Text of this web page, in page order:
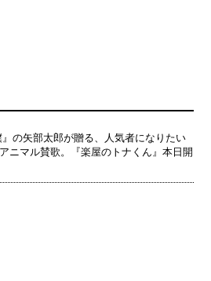
』の矢部太郎が贈る、人気者になりたい
ニマル賛歌。『楽屋のトナくん』本日開